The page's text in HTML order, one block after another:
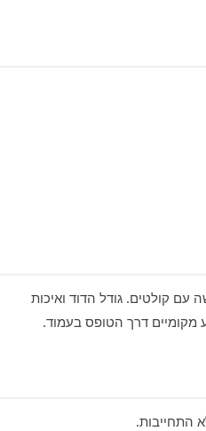
עם קולטים. גודל הדוד ואיכות
מקומיים דרך הטופס בעמוד.
התחייבות.